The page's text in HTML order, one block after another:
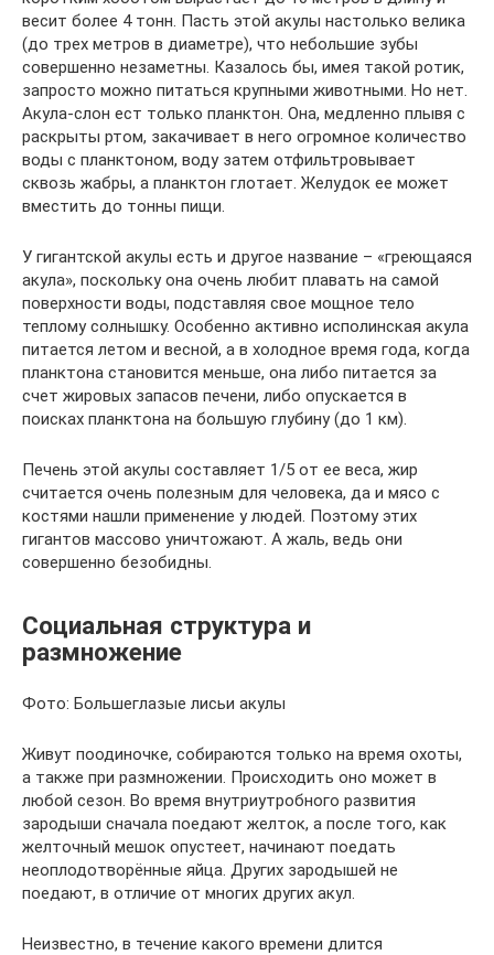
весит более 4 тонн. Пасть этой акулы настолько велика
(до трех метров в диаметре), что небольшие зубы
совершенно незаметны. Казалось бы, имея такой ротик,
запросто можно питаться крупными животными. Но нет.
Акула-слон ест только планктон. Она, медленно плывя с
раскрыты ртом, закачивает в него огромное количество
воды с планктоном, воду затем отфильтровывает
сквозь жабры, а планктон глотает. Желудок ее может
вместить до тонны пищи.
У гигантской акулы есть и другое название – «греющаяся
акула», поскольку она очень любит плавать на самой
поверхности воды, подставляя свое мощное тело
теплому солнышку. Особенно активно исполинская акула
питается летом и весной, а в холодное время года, когда
планктона становится меньше, она либо питается за
счет жировых запасов печени, либо опускается в
поисках планктона на большую глубину (до 1 км).
Печень этой акулы составляет 1/5 от ее веса, жир
считается очень полезным для человека, да и мясо с
костями нашли применение у людей. Поэтому этих
гигантов массово уничтожают. А жаль, ведь они
совершенно безобидны.
Социальная структура и
размножение
Фото: Большеглазые лисьи акулы
Живут поодиночке, собираются только на время охоты,
а также при размножении. Происходить оно может в
любой сезон. Во время внутриутробного развития
зародыши сначала поедают желток, а после того, как
желточный мешок опустеет, начинают поедать
неоплодотворённые яйца. Других зародышей не
поедают, в отличие от многих других акул.
Неизвестно, в течение какого времени длится